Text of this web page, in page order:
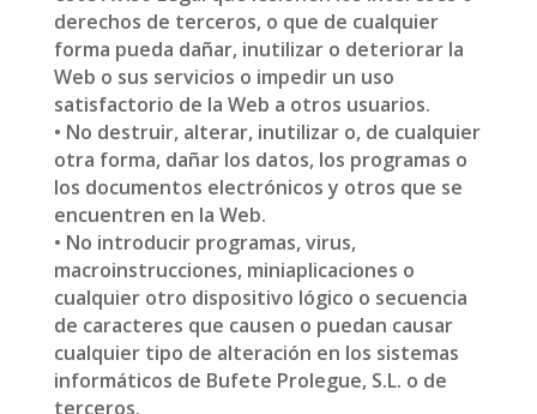
derechos de terceros, o que de cualquier
forma pueda dañar, inutilizar o deteriorar la
Web o sus servicios o impedir un uso
satisfactorio de la Web a otros usuarios.
• No destruir, alterar, inutilizar o, de cualquier
otra forma, dañar los datos, los programas o
los documentos electrónicos y otros que se
encuentren en la Web.
• No introducir programas, virus,
macroinstrucciones, miniaplicaciones o
cualquier otro dispositivo lógico o secuencia
de caracteres que causen o puedan causar
cualquier tipo de alteración en los sistemas
informáticos de Bufete Prolegue, S.L. o de
terceros.